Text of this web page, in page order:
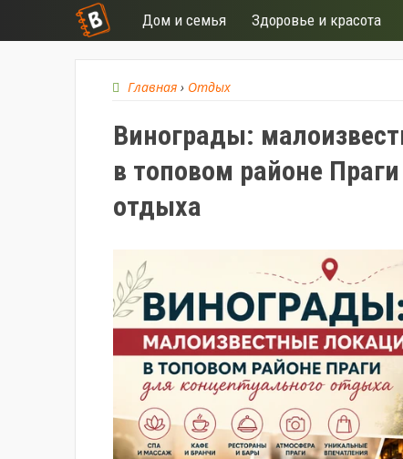
Дом и семья Здоровье и красота
Главная › Отдых
Винограды:
в топовом районе
отдыха